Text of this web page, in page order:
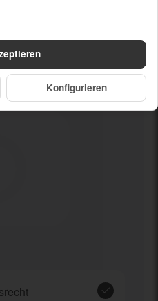
Konfigurieren